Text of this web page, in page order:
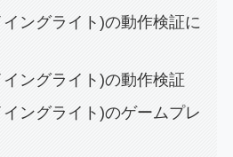
ングライト)の動作検証に
ングライト)の動作検証
ングライト)のゲームプレ